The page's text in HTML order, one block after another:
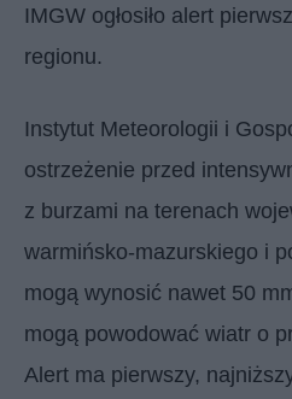
IMGW ogłosiło alert
regionu.
Instytut Meteorologii i
ostrzeżenie przed
z burzami na terenach
warmińsko-mazurskiego i
mogą wynosić nawet 50
mogą powodować wiatr o
Alert ma pierwszy,